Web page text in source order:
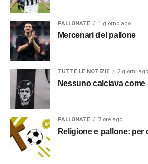
PALLONATE 1 giorno ago
Mercenari del pallone
TUTTE LE NOTIZIE 2 giorni ago
Nessuno calciava
PALLONATE 7 ore ago
Religione e pallone: per